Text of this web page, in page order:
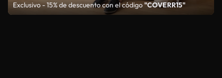
Exclusivo - 15% de descuento con el código"COVERR15"